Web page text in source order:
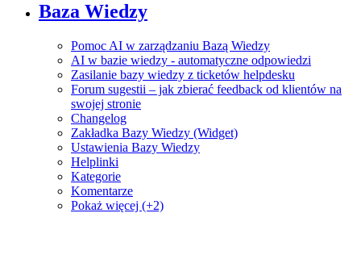
Baza Wiedzy
Pomoc AI w zarządzaniu Bazą Wiedzy
AI w bazie wiedzy - automatyczne odpowiedzi
Zasilanie bazy wiedzy z ticketów helpdesku
Forum sugestii – jak zbierać feedback od klientów na
swojej stronie
Changelog
Zakładka Bazy Wiedzy (Widget)
Ustawienia Bazy Wiedzy
Helplinki
Kategorie
Komentarze
Pokaż więcej (+2)